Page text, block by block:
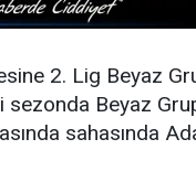
2. Lig Beyaz
Beyaz
sahasında